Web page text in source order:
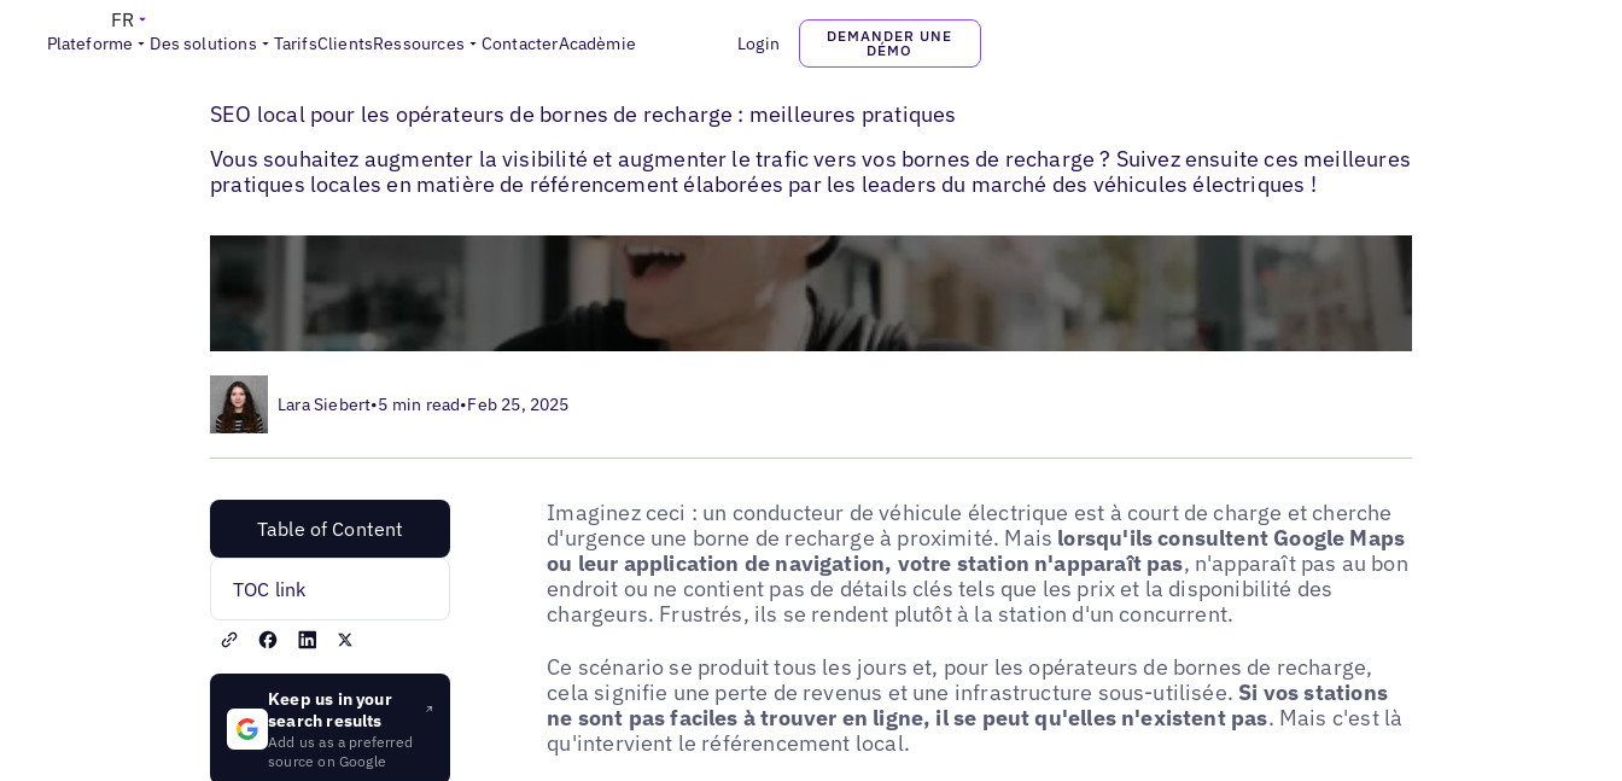
Plateforme Des solutions TarifsClientsRessources ContacterAcadèmie Login
DEMANDER UNE
DÉMO
FR
Blogs> Les marques auto & EV> SEO local pour les opérateurs de bornes de recharge : meilleures pratiques
SEO local pour les opérateurs de bornes de recharge : meilleures pratiques
Vous souhaitez augmenter la visibilité et augmenter le trafic vers vos bornes de recharge ? Suivez ensuite ces meilleures
pratiques locales en matière de référencement élaborées par les leaders du marché des véhicules électriques !
Lara Siebert•5 min read•Feb 25, 2025
Table of Content
TOC link
Keep us in your
search results
Add us as a preferred
source on Google
Imaginez ceci : un conducteur de véhicule électrique est à court de charge et cherche
d'urgence une borne de recharge à proximité. Mais lorsqu'ils consultent Google Maps
ou leur application de navigation, votre station n'apparaît pas, n'apparaît pas au bon
endroit ou ne contient pas de détails clés tels que les prix et la disponibilité des
chargeurs. Frustrés, ils se rendent plutôt à la station d'un concurrent.
Ce scénario se produit tous les jours et, pour les opérateurs de bornes de recharge,
cela signifie une perte de revenus et une infrastructure sous-utilisée. Si vos stations
ne sont pas faciles à trouver en ligne, il se peut qu'elles n'existent pas. Mais c'est là
qu'intervient le référencement local.